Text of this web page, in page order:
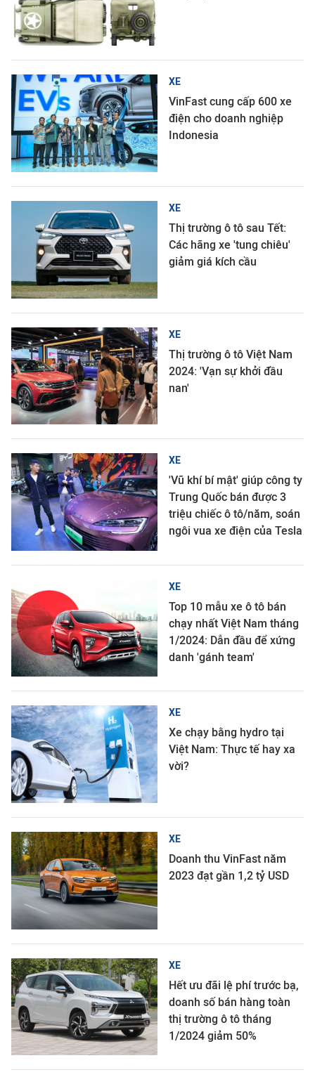
XE
VinFast cung cấp 600 xe
điện cho doanh nghiệp
Indonesia
XE
Thị trường ô tô sau Tết:
Các hãng xe 'tung chiêu'
giảm giá kích cầu
XE
Thị trường ô tô Việt Nam
2024: 'Vạn sự khởi đầu
nan'
XE
'Vũ khí bí mật' giúp công ty
Trung Quốc bán được 3
triệu chiếc ô tô/năm, soán
ngôi vua xe điện của Tesla
XE
Top 10 mẫu xe ô tô bán
chạy nhất Việt Nam tháng
1/2024: Dẫn đầu để xứng
danh 'gánh team'
XE
Xe chạy bằng hydro tại
Việt Nam: Thực tế hay xa
vời?
XE
Doanh thu VinFast năm
2023 đạt gần 1,2 tỷ USD
XE
Hết ưu đãi lệ phí trước bạ,
doanh số bán hàng toàn
thị trường ô tô tháng
1/2024 giảm 50%